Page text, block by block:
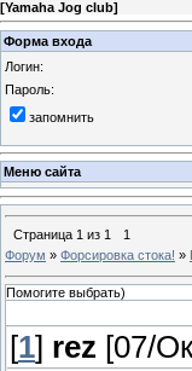
[Yamaha Jog club]
Форма входа
Логин:
Пароль:
запомнить
Меню сайта
Страница 1 из 1
1
Форум » Форсировка стока! »
Помогите выбрать)
[1] rez [07/